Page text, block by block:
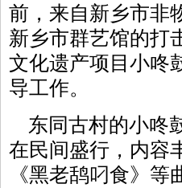
前，来自新乡市非
新乡市群艺馆的打
文化遗产项目小咚
导工作。
东同古村的小咚
在民间盛行，内容
《黑老鸹叼食》